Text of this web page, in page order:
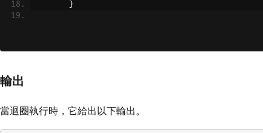
}
}
輸出
當迴圈執行時，它給出以下輸出。